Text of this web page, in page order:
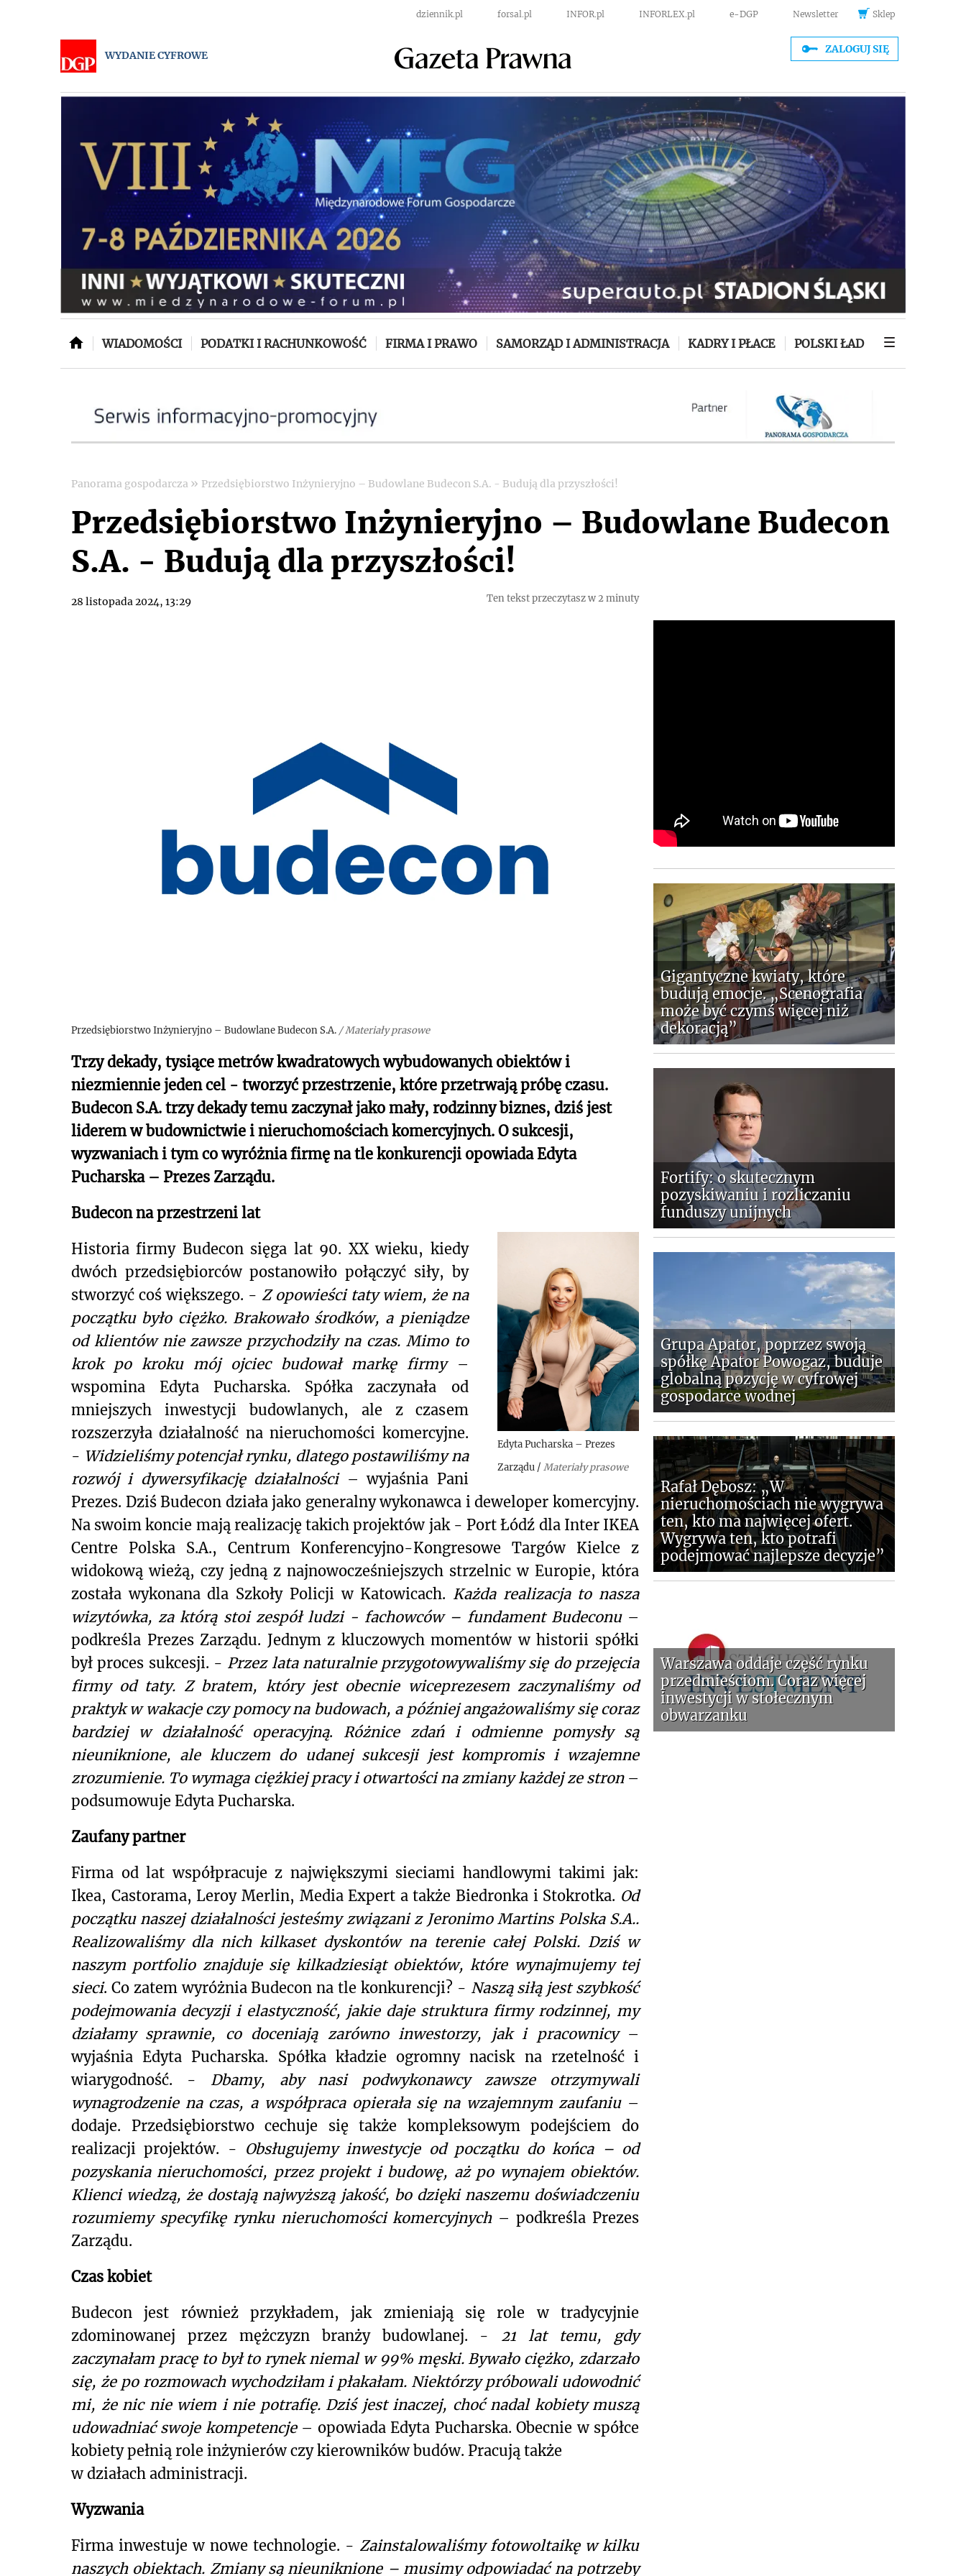
dziennik.pl forsal.pl INFOR.pl INFORLEX.pl e-DGP Newsletter Sklep
WYDANIE CYFROWE ZALOGUJ SIĘ
WIADOMOŚCI PODATKI I RACHUNKOWOŚĆ FIRMA I PRAWO SAMORZĄD I ADMINISTRACJA KADRY I PŁACE POLSKI ŁAD
Panorama gospodarcza » Przedsiębiorstwo Inżynieryjno – Budowlane Budecon S.A. - Budują dla przyszłości!
Przedsiębiorstwo Inżynieryjno – Budowlane Budecon
S.A. - Budują dla przyszłości!
28 listopada 2024, 13:29 Ten tekst przeczytasz w 2 minuty
Przedsiębiorstwo Inżynieryjno – Budowlane Budecon S.A. /Materiały prasowe
Trzy dekady, tysiące metrów kwadratowych wybudowanych obiektów i
niezmiennie jeden cel - tworzyć przestrzenie, które przetrwają próbę czasu.
Budecon S.A. trzy dekady temu zaczynał jako mały, rodzinny biznes, dziś jest
liderem w budownictwie i nieruchomościach komercyjnych. O sukcesji,
wyzwaniach i tym co wyróżnia firmę na tle konkurencji opowiada Edyta
Pucharska – Prezes Zarządu.
Budecon na przestrzeni lat
Edyta Pucharska – Prezes
Zarządu/ Materiały prasowe
Historia firmy Budecon sięga lat 90. XX wieku, kiedy
dwóch przedsiębiorców postanowiło połączyć siły, by
stworzyć coś większego. - Z opowieści taty wiem, że na
początku było ciężko. Brakowało środków, a pieniądze
od klientów nie zawsze przychodziły na czas. Mimo to
krok po kroku mój ojciec budował markę firmy–
wspomina Edyta Pucharska. Spółka zaczynała od
mniejszych inwestycji budowlanych, ale z czasem
rozszerzyła działalność na nieruchomości komercyjne.
- Widzieliśmy potencjał rynku, dlatego postawiliśmy na
rozwój i dywersyfikację działalności– wyjaśnia Pani
Prezes. Dziś Budecon działa jako generalny wykonawca i deweloper komercyjny.
Na swoim koncie mają realizację takich projektów jak - Port Łódź dla Inter IKEA
Centre Polska S.A., Centrum Konferencyjno-Kongresowe Targów Kielce z
widokową wieżą, czy jedną z najnowocześniejszych strzelnic w Europie, która
została wykonana dla Szkoły Policji w Katowicach. Każda realizacja to nasza
wizytówka, za którą stoi zespół ludzi - fachowców – fundament Budeconu–
podkreśla Prezes Zarządu. Jednym z kluczowych momentów w historii spółki
był proces sukcesji. - Przez lata naturalnie przygotowywaliśmy się do przejęcia
firmy od taty. Z bratem, który jest obecnie wiceprezesem zaczynaliśmy od
praktyk w wakacje czy pomocy na budowach, a później angażowaliśmy się coraz
bardziej w działalność operacyjną. Różnice zdań i odmienne pomysły są
nieuniknione, ale kluczem do udanej sukcesji jest kompromis i wzajemne
zrozumienie. To wymaga ciężkiej pracy i otwartości na zmiany każdej ze stron–
podsumowuje Edyta Pucharska.
Zaufany partner
Firma od lat współpracuje z największymi sieciami handlowymi takimi jak:
Ikea, Castorama, Leroy Merlin, Media Expert a także Biedronka i Stokrotka. Od
początku naszej działalności jesteśmy związani z Jeronimo Martins Polska S.A..
Realizowaliśmy dla nich kilkaset dyskontów na terenie całej Polski. Dziś w
naszym portfolio znajduje się kilkadziesiąt obiektów, które wynajmujemy tej
sieci. Co zatem wyróżnia Budecon na tle konkurencji? - Naszą siłą jest szybkość
podejmowania decyzji i elastyczność, jakie daje struktura firmy rodzinnej, my
działamy sprawnie, co doceniają zarówno inwestorzy, jak i pracownicy–
wyjaśnia Edyta Pucharska. Spółka kładzie ogromny nacisk na rzetelność i
wiarygodność. - Dbamy, aby nasi podwykonawcy zawsze otrzymywali
wynagrodzenie na czas, a współpraca opierała się na wzajemnym zaufaniu–
dodaje. Przedsiębiorstwo cechuje się także kompleksowym podejściem do
realizacji projektów. - Obsługujemy inwestycje od początku do końca – od
pozyskania nieruchomości, przez projekt i budowę, aż po wynajem obiektów.
Klienci wiedzą, że dostają najwyższą jakość, bo dzięki naszemu doświadczeniu
rozumiemy specyfikę rynku nieruchomości komercyjnych– podkreśla Prezes
Zarządu.
Czas kobiet
Budecon jest również przykładem, jak zmieniają się role w tradycyjnie
zdominowanej przez mężczyzn branży budowlanej. - 21 lat temu, gdy
zaczynałam pracę to był to rynek niemal w 99% męski. Bywało ciężko, zdarzało
się, że po rozmowach wychodziłam i płakałam. Niektórzy próbowali udowodnić
mi, że nic nie wiem i nie potrafię. Dziś jest inaczej, choć nadal kobiety muszą
udowadniać swoje kompetencje – opowiada Edyta Pucharska. Obecnie w spółce
kobiety pełnią role inżynierów czy kierowników budów. Pracują także
w działach administracji.
Wyzwania
Firma inwestuje w nowe technologie. - Zainstalowaliśmy fotowoltaikę w kilku
naszych obiektach. Zmiany są nieuniknione – musimy odpowiadać na potrzeby
Gigantyczne kwiaty, które
budują emocje. „Scenografia
może być czymś więcej niż
dekoracją”
Fortify: o skutecznym
pozyskiwaniu i rozliczaniu
funduszy unijnych
Grupa Apator, poprzez swoją
spółkę Apator Powogaz, buduje
globalną pozycję w cyfrowej
gospodarce wodnej
Rafał Dębosz: „W
nieruchomościach nie wygrywa
ten, kto ma najwięcej ofert.
Wygrywa ten, kto potrafi
podejmować najlepsze decyzje”
Warszawa oddaje część rynku
przedmieściom. Coraz więcej
inwestycji w stołecznym
obwarzanku